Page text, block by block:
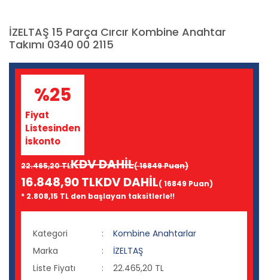
İZELTAŞ 15 Parça Cırcır Kombine Anahtar
Takımı 0340 00 2115
%25
Fiyat
Listesinden
İskonto
22.465,20 TLKDV DAHİL( 16849 Puan)
16.848,90 TLKDV DAHİL( 16849 Puan)
* 2.808,15 TL den başlayan taksitlerle!!
Kategori
Kombine Anahtarlar
Marka
İZELTAŞ
Liste Fiyatı
22.465,20 TL